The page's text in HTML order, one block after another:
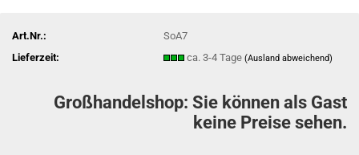
Art.Nr.:
SoA7
Lieferzeit:
ca. 3-4 Tage(Ausland abweichend)
Großhandelshop: Sie können als Gast
keine Preise sehen.